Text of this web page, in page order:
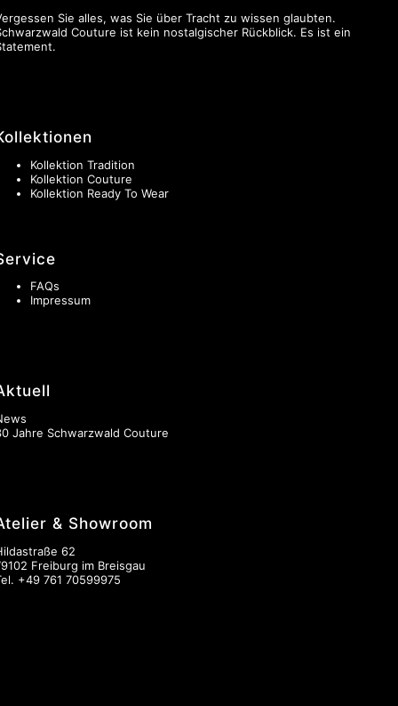
Sie alles, was Sie über Tracht zu wissen glaubten.
Couture ist kein nostalgischer Rückblick. Es ist ein
Kollektion Tradition
Kollektion Couture
Kollektion Ready To Wear
FAQs
Impressum
Jahre Schwarzwald Couture
& Showroom
62
Freiburg im Breisgau
+49 761 70599975